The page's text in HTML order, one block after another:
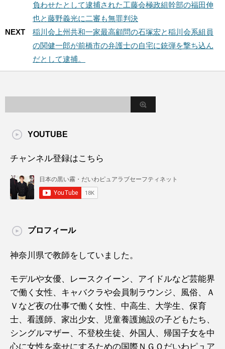
負わせたとして逮捕された工藤会極政組幹部の福田伸
也と藤野義光に二審も無罪判決
NEXT
稲川会上州共和一家最高顧問の石塚宏と稲川会系組員
の関健一郎が前橋市の弁護士の自宅に銃弾を撃ち込ん
だとして逮捕。
YOUTUBE
チャンネル登録はこちら
プロフィール
神奈川県で教師をしていました。
モデルや女優、レースクイーン、アイドルなど芸能界
で働く女性、キャバクラや会員制ラウンジ、風俗、Ａ
Ｖなど夜の仕事で働く女性、中高生、大学生、保育
士、看護師、家出少女、児童養護施設の子どもたち、
シングルマザー、不登校生徒、外国人、帰国子女を中
心に女性を幸せにするための国際ＮＧＯだいわピュア